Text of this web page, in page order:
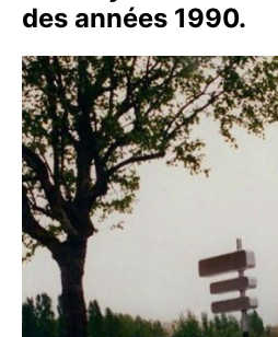
des années 1990.